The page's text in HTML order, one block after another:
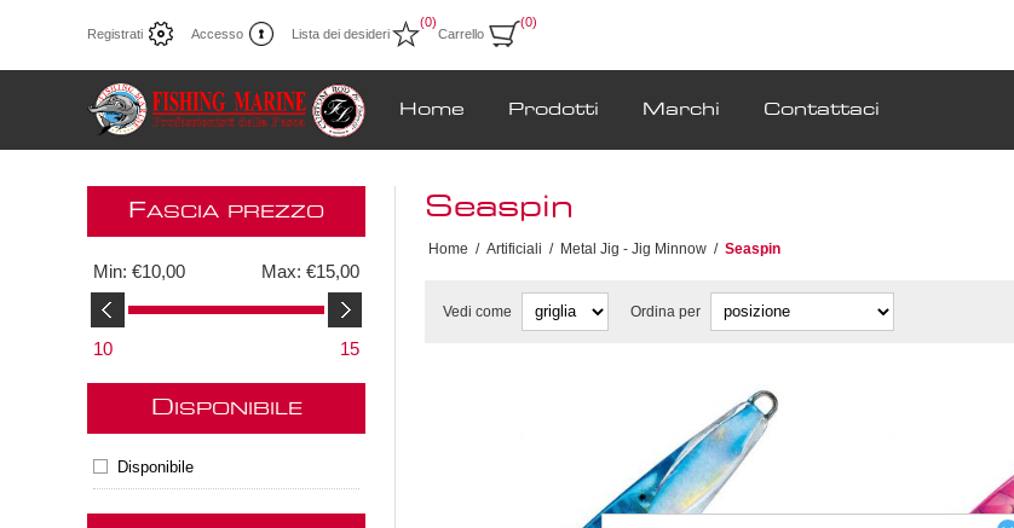
Registrati Accesso Lista dei desideri
(0)
Carrello
(0)
Home Prodotti Marchi Contattaci
Seaspin
Home / Artificiali / Metal Jig - Jig Minnow / Seaspin
Vedi come Ordina per
FASCIA PREZZO
Min: €10,00 Max: €15,00
10 15
D ISPONIBILE
Disponibile